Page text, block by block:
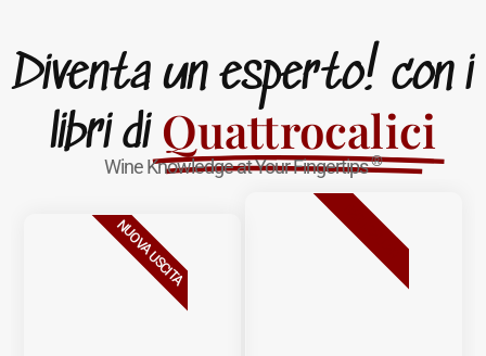
Diventa un esperto! con i
libri di Quattrocalici
Wine Knowledge at Your Fingertips®
NUOVA USCITA BESTSELLER